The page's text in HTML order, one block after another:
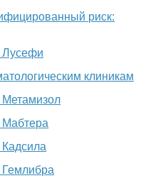
риск:
Лусефи
клиникам